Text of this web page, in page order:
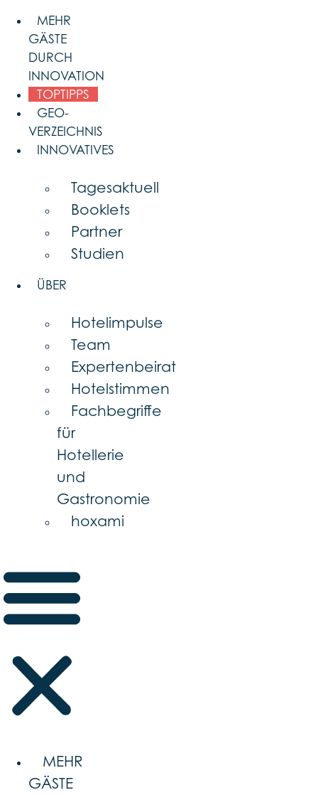
content
MEHR
GÄSTE
DURCH
INNOVATION
TOPTIPPS
GEO-
VERZEICHNIS
INNOVATIVES
Tagesaktuell
Booklets
Partner
Studien
ÜBER
Hotelimpulse
Team
Expertenbeirat
Hotelstimmen
Fachbegriffe
für
Hotellerie
und
Gastronomie
hoxami
MEHR
GÄSTE